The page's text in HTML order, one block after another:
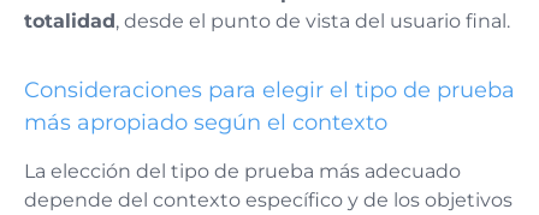
totalidad, desde el punto de vista del usuario final​.
Consideraciones para elegir el tipo de prueba
más apropiado según el contexto
La elección del tipo de prueba más adecuado
depende del contexto específico y de los objetivos